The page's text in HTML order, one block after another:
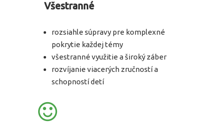
Všestranné
rozsiahle súpravy pre komplexné
pokrytie každej témy
všestranné využitie a široký záber
rozvíjanie viacerých zručností a
schopností detí